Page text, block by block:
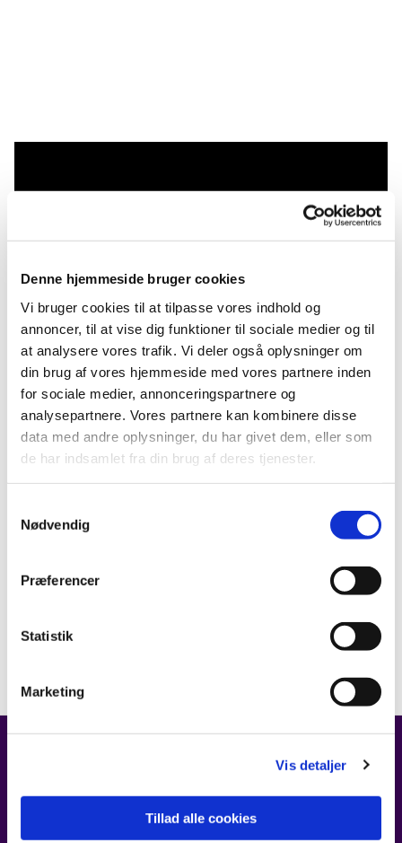
Denne hjemmeside bruger cookies
Vi bruger cookies til at tilpasse vores indhold og
annoncer, til at vise dig funktioner til sociale medier og til
at analysere vores trafik. Vi deler også oplysninger om
din brug af vores hjemmeside med vores partnere inden
for sociale medier, annonceringspartnere og
analysepartnere. Vores partnere kan kombinere disse
data med andre oplysninger, du har givet dem, eller som
de har indsamlet fra din brug af deres tjenester.
Nødvendig
Præferencer
Statistik
Marketing
Vis detaljer
Tillad alle cookies
Du vil måske også kunne